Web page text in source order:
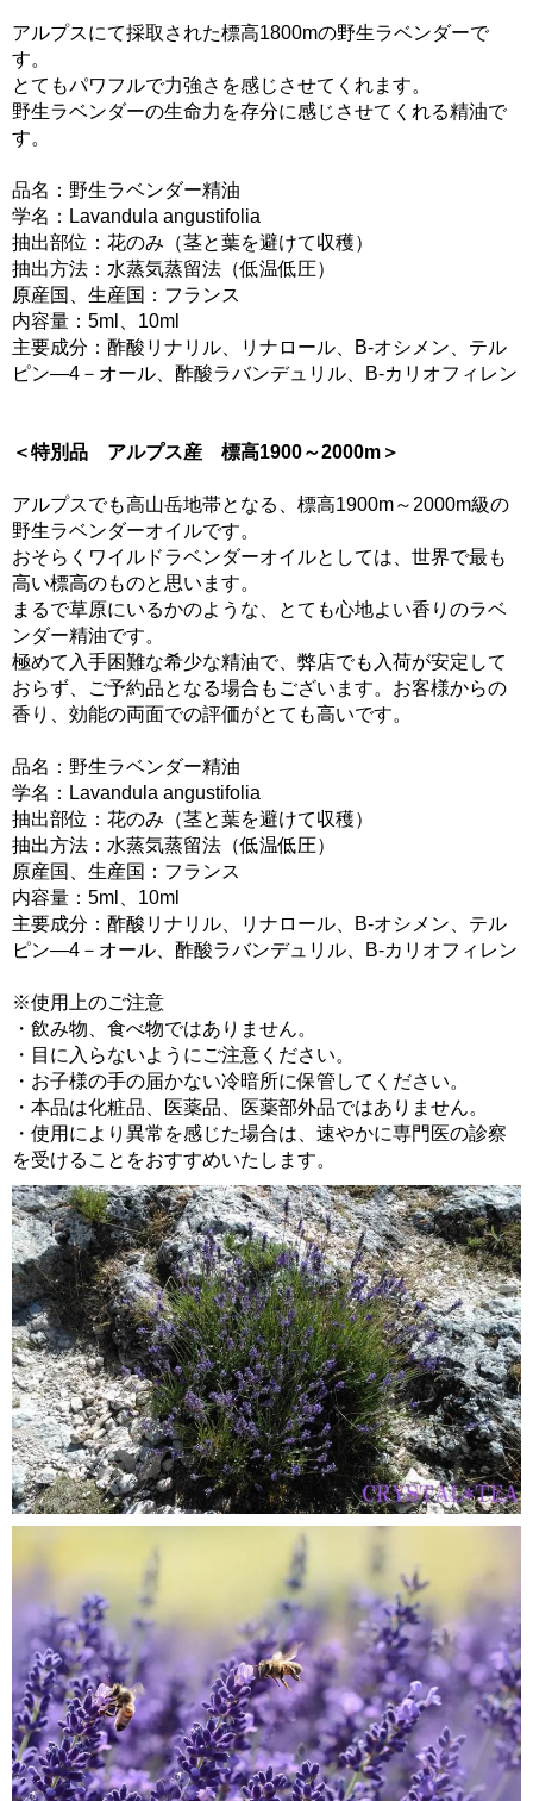
アルプスにて採取された標高1800mの野生ラベンダーで
す。
とてもパワフルで力強さを感じさせてくれます。
野生ラベンダーの生命力を存分に感じさせてくれる精油で
す。
品名：野生ラベンダー精油
学名：Lavandula angustifolia
抽出部位：花のみ（茎と葉を避けて収穫）
抽出方法：水蒸気蒸留法（低温低圧）
原産国、生産国：フランス
内容量：5ml、10ml
主要成分：酢酸リナリル、リナロール、B-オシメン、テル
ピン―4－オール、酢酸ラバンデュリル、B-カリオフィレン
＜特別品 アルプス産 標高1900～2000m＞
アルプスでも高山岳地帯となる、標高1900m～2000m級の
野生ラベンダーオイルです。
おそらくワイルドラベンダーオイルとしては、世界で最も
高い標高のものと思います。
まるで草原にいるかのような、とても心地よい香りのラベ
ンダー精油です。
極めて入手困難な希少な精油で、弊店でも入荷が安定して
おらず、ご予約品となる場合もございます。お客様からの
香り、効能の両面での評価がとても高いです。
品名：野生ラベンダー精油
学名：Lavandula angustifolia
抽出部位：花のみ（茎と葉を避けて収穫）
抽出方法：水蒸気蒸留法（低温低圧）
原産国、生産国：フランス
内容量：5ml、10ml
主要成分：酢酸リナリル、リナロール、B-オシメン、テル
ピン―4－オール、酢酸ラバンデュリル、B-カリオフィレン
※使用上のご注意
・飲み物、食べ物ではありません。
・目に入らないようにご注意ください。
・お子様の手の届かない冷暗所に保管してください。
・本品は化粧品、医薬品、医薬部外品ではありません。
・使用により異常を感じた場合は、速やかに専門医の診察
を受けることをおすすめいたします。